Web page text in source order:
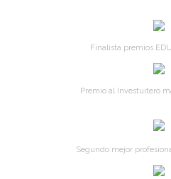
Finalista premios
Premio al Investuitero
Segundo mejor